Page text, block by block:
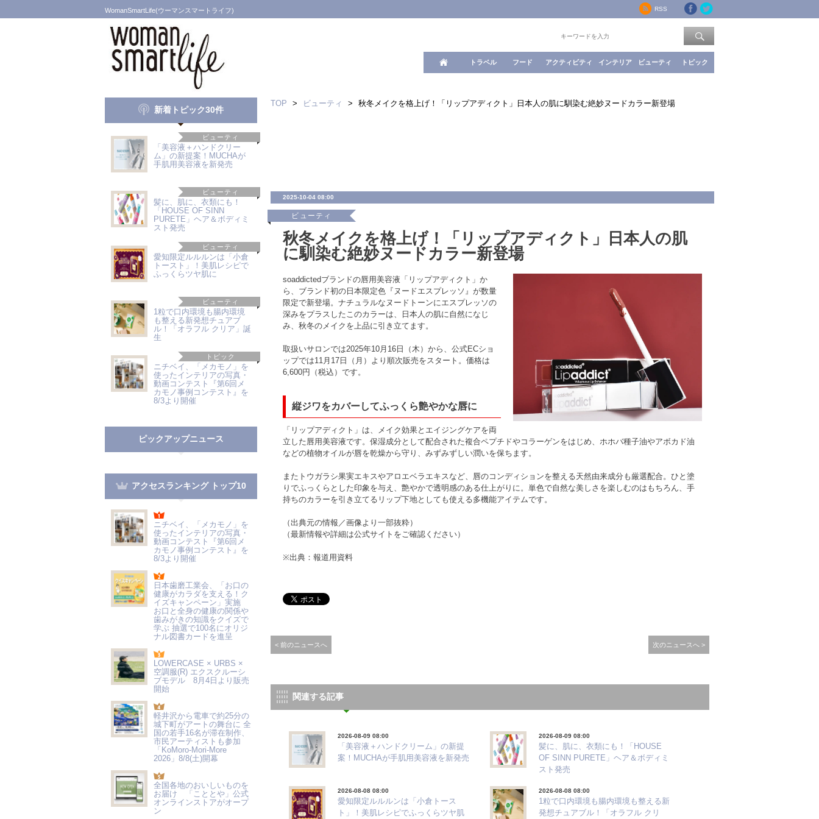
WomanSmartLife(ウーマンスマートライフ) RSS
トラベル フード アクティビティ インテリア ビューティ トピック
新着トピック30件
ビューティ
「美容液＋ハンドクリー
ム」の新提案！MUCHAが
手肌用美容液を新発売
ビューティ
髪に、肌に、衣類にも！
「HOUSE OF SINN
PURETE」ヘア＆ボディミ
スト発売
ビューティ
愛知限定ルルルンは「小倉
トースト」！美肌レシピで
ふっくらツヤ肌に
ビューティ
1粒で口内環境も腸内環境
も整える新発想チュアブ
ル！「オラフル クリア」誕
生
トピック
ニチベイ、「メカモノ」を
使ったインテリアの写真・
動画コンテスト『第6回メ
カモノ事例コンテスト』を
8/3より開催
ピックアップニュース
アクセスランキング トップ10
ニチベイ、「メカモノ」を
使ったインテリアの写真・
動画コンテスト『第6回メ
カモノ事例コンテスト』を
8/3より開催
日本歯磨工業会、「お口の
健康がカラダを支える！ク
イズキャンペーン」実施
お口と全身の健康の関係や
歯みがきの知識をクイズで
学ぶ 抽選で100名にオリジ
ナル図書カードを進呈
LOWERCASE × URBS ×
空調服(R) エクスクルーシ
ブモデル 8月4日より販売
開始
軽井沢から電車で約25分の
城下町がアートの舞台に 全
国の若手16名が滞在制作、
市民アーティストも参加
「KoMoro-Mori-More
2026」8/8(土)開幕
全国各地のおいしいものを
お届け 「こととや」公式
オンラインストアがオープ
ン
TOP > ビューティ > 秋冬メイクを格上げ！「リップアディクト」日本人の肌に馴染む絶妙ヌードカラー新登場
2025-10-04 08:00
ビューティ
秋冬メイクを格上げ！「リップアディクト」日本人の肌
に馴染む絶妙ヌードカラー新登場
soaddictedブランドの唇用美容液「リップアディクト」か
ら、ブランド初の日本限定色『ヌードエスプレッソ』が数量
限定で新登場。ナチュラルなヌードトーンにエスプレッソの
深みをプラスしたこのカラーは、日本人の肌に自然になじ
み、秋冬のメイクを上品に引き立てます。
取扱いサロンでは2025年10月16日（木）から、公式ECショ
ップでは11月17日（月）より順次販売をスタート。価格は
6,600円（税込）です。
縦ジワをカバーしてふっくら艶やかな唇に
「リップアディクト」は、メイク効果とエイジングケアを両
立した唇用美容液です。保湿成分として配合された複合ペプチドやコラーゲンをはじめ、ホホバ種子油やアボカド油
などの植物オイルが唇を乾燥から守り、みずみずしい潤いを保ちます。
またトウガラシ果実エキスやアロエベラエキスなど、唇のコンディションを整える天然由来成分も厳選配合。ひと塗
りでふっくらとした印象を与え、艶やかで透明感のある仕上がりに。単色で自然な美しさを楽しむのはもちろん、手
持ちのカラーを引き立てるリップ下地としても使える多機能アイテムです。
（出典元の情報／画像より一部抜粋）
（最新情報や詳細は公式サイトをご確認ください）
※出典：報道用資料
< 前のニュースへ 次のニュースへ >
関連する記事
2026-08-09 08:00
「美容液＋ハンドクリーム」の新提
案！MUCHAが手肌用美容液を新発売
2026-08-09 08:00
髪に、肌に、衣類にも！「HOUSE
OF SINN PURETE」ヘア＆ボディミ
スト発売
2026-08-08 08:00
愛知限定ルルルンは「小倉トース
ト」！美肌レシピでふっくらツヤ肌
2026-08-08 08:00
1粒で口内環境も腸内環境も整える新
発想チュアブル！「オラフル クリ